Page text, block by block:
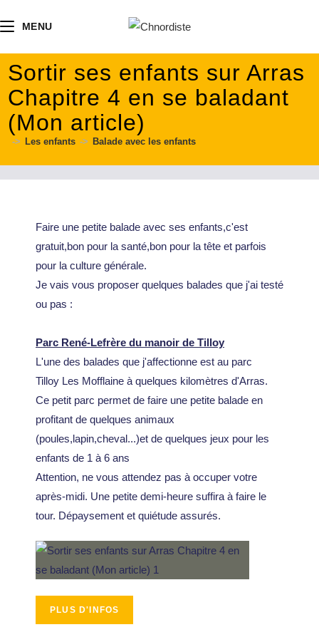
principal
MENU
Sortir ses enfants sur Arras
Chapitre 4 en se baladant
(Mon article)
-> Les enfants -> Balade avec les enfants
Faire une petite balade avec ses enfants,c'est
gratuit,bon pour la santé,bon pour la tête et parfois
pour la culture générale.
Je vais vous proposer quelques balades que j'ai testé
ou pas :
Parc René-Lefrère du manoir de Tilloy
L'une des balades que j'affectionne est au parc
Tilloy Les Mofflaine à quelques kilomètres d'Arras.
Ce petit parc permet de faire une petite balade en
profitant de quelques animaux
(poules,lapin,cheval...)et de quelques jeux pour les
enfants de 1 à 6 ans
Attention, ne vous attendez pas à occuper votre
après-midi. Une petite demi-heure suffira à faire le
tour. Dépaysement et quiétude assurés.